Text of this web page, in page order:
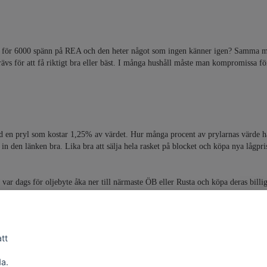
6000 spänn på REA och den heter något som ingen känner igen? Samma
för att få riktigt bra eller bäst. I många hushåll måste man kompromissa
pryl som kostar 1,25% av värdet. Hur många procent av prylarnas värde
den länken bra. Lika bra att sälja hela rasket på blocket och köpa nya
dags för oljebyte åka ner till närmaste ÖB eller Rusta och köpa deras